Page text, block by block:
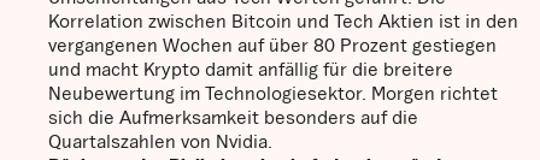
Korrelation zwischen Bitcoin und Tech Aktien ist in den
vergangenen Wochen auf über 80 Prozent gestiegen
und macht Krypto damit anfällig für die breitere
Neubewertung im Technologiesektor. Morgen richtet
sich die Aufmerksamkeit besonders auf die
Quartalszahlen von Nvidia.